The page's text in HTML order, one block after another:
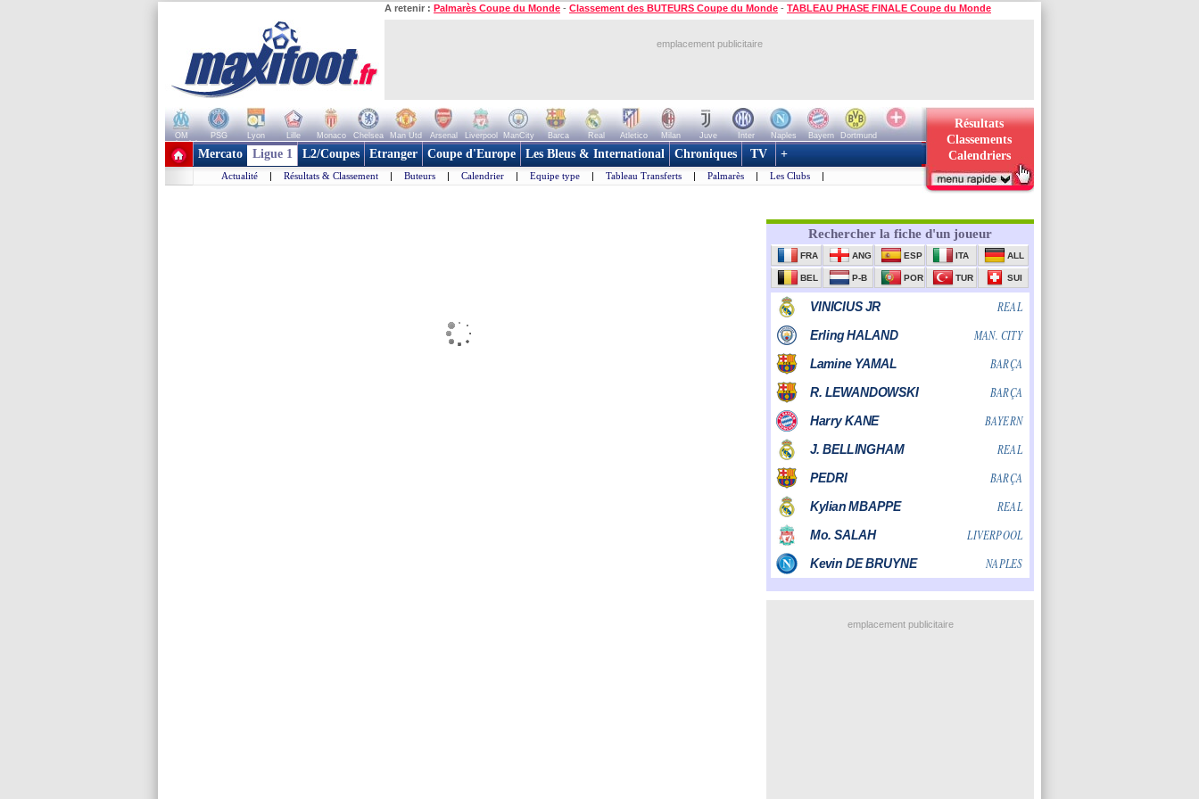
A retenir : Palmarès Coupe du Monde - Classement des BUTEURS Coupe du Monde - TABLEAU PHASE FINALE Coupe du Monde
emplacement publicitaire
OM PSG Lyon Lille Monaco Chelsea Man Utd Arsenal Liverpool ManCity Barca Real Atletico Milan Juve Inter Naples Bayern
Dortmund
+ de clubs
Résultats
Classements
Calendriers
Mercato Ligue 1 L2/Coupes Etranger Coupe d'Europe Les Bleus & International Chroniques TV +
Actualité | Résultats & Classement | Buteurs | Calendrier | Equipe type | Tableau Transferts | Palmarès | Les Clubs |
emplacement publicitaire